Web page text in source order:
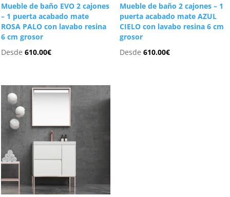
Mueble de baño EVO 2 cajones
– 1 puerta acabado mate
ROSA PALO con lavabo resina
6 cm grosor
Desde610.00€
Mueble de baño 2 cajones – 1
puerta acabado mate AZUL
CIELO con lavabo resina 6 cm
grosor
Desde 610.00€